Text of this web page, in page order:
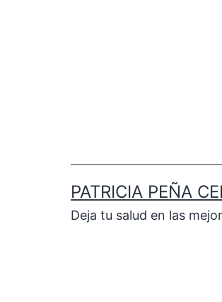
PATRICIA PEÑA
Deja tu salud en las